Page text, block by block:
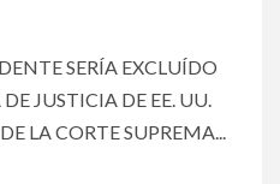
SERÍA EXCLUÍDO
JUSTICIA DE EE. UU.
LA CORTE SUPREMA...
EEUU
UNIDOS HOGAR Y SALUD